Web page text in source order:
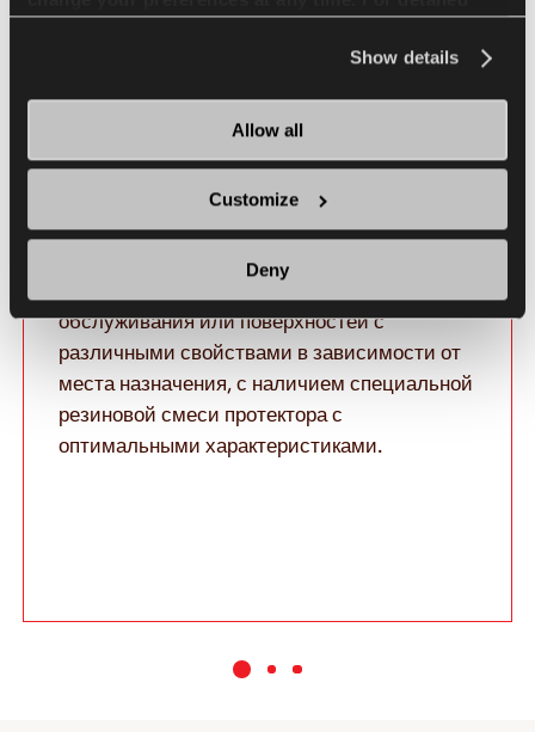
Show details
Allow all
Customize
Deny
Превосходная
производительность по
любой поверхности.
обслуживания или поверхностей с
различными свойствами в зависимости от
места назначения, с наличием специальной
резиновой смеси протектора с
оптимальными характеристиками.